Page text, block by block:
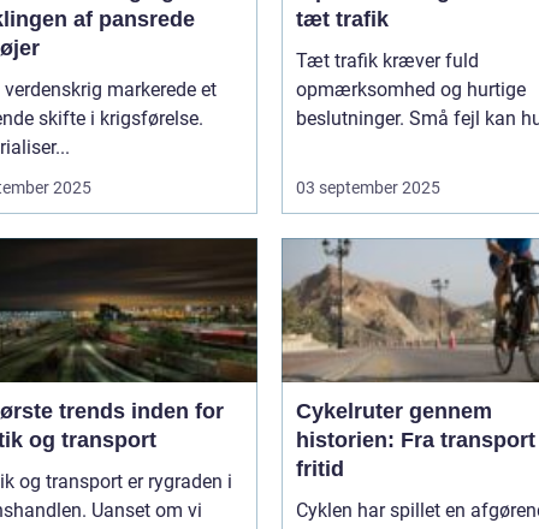
af pansrede
verdenskrig markerede et
skifte i krigsførelse.
2025
tæt trafik
Tæt trafik kræver fuld
opmærksomhed og hurtige
beslutninger. Små fejl kan
03 september 2025
trends inden for
og transport
og transport er rygraden i
Uanset om vi
Cykelruter gennem
historien: Fra
fritid
Cyklen har spillet en